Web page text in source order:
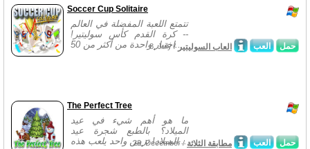
Soccer Cup Solitaire
تتمتع اللعبة المفضلة في العالم
-- كرة القدم كأس سوليتير!
اختيار واحدة من أكثر من 50...
حمل العب 8, July /العاب السوليتير
The Perfect Tree
ما هو أهم شيء في عيد
الميلاد؟ بالطبع شجرة عيد
الميلاد! تزيين واحد يلعب هذه...
حمل العب 23, December / مطابقة الثلاثة